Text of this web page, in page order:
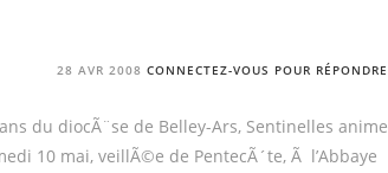
28 AVR 2008 CONNECTEZ-VOUS POUR RÉPONDRE
du diocÃ¨se de Belley-Ars, Sentinelles anime
10 mai, veillÃ©e de PentecÃ´te, Ã l’Abbaye